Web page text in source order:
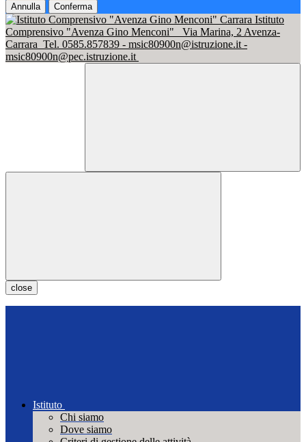
Annulla Conferma
Istituto
Comprensivo "Avenza Gino Menconi"
Via Marina, 2 Avenza-
Carrara Tel. 0585.857839 - msic80900n@istruzione.it -
msic80900n@pec.istruzione.it
close
Istituto
Chi siamo
Dove siamo